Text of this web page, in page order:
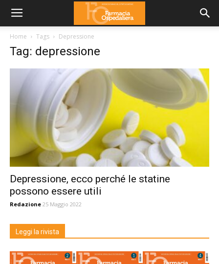
Home Tags Depressione
Tag: depressione
Depressione, ecco perché le statine
possono essere utili
Redazione 25 Maggio 2022
Leggi la rivista